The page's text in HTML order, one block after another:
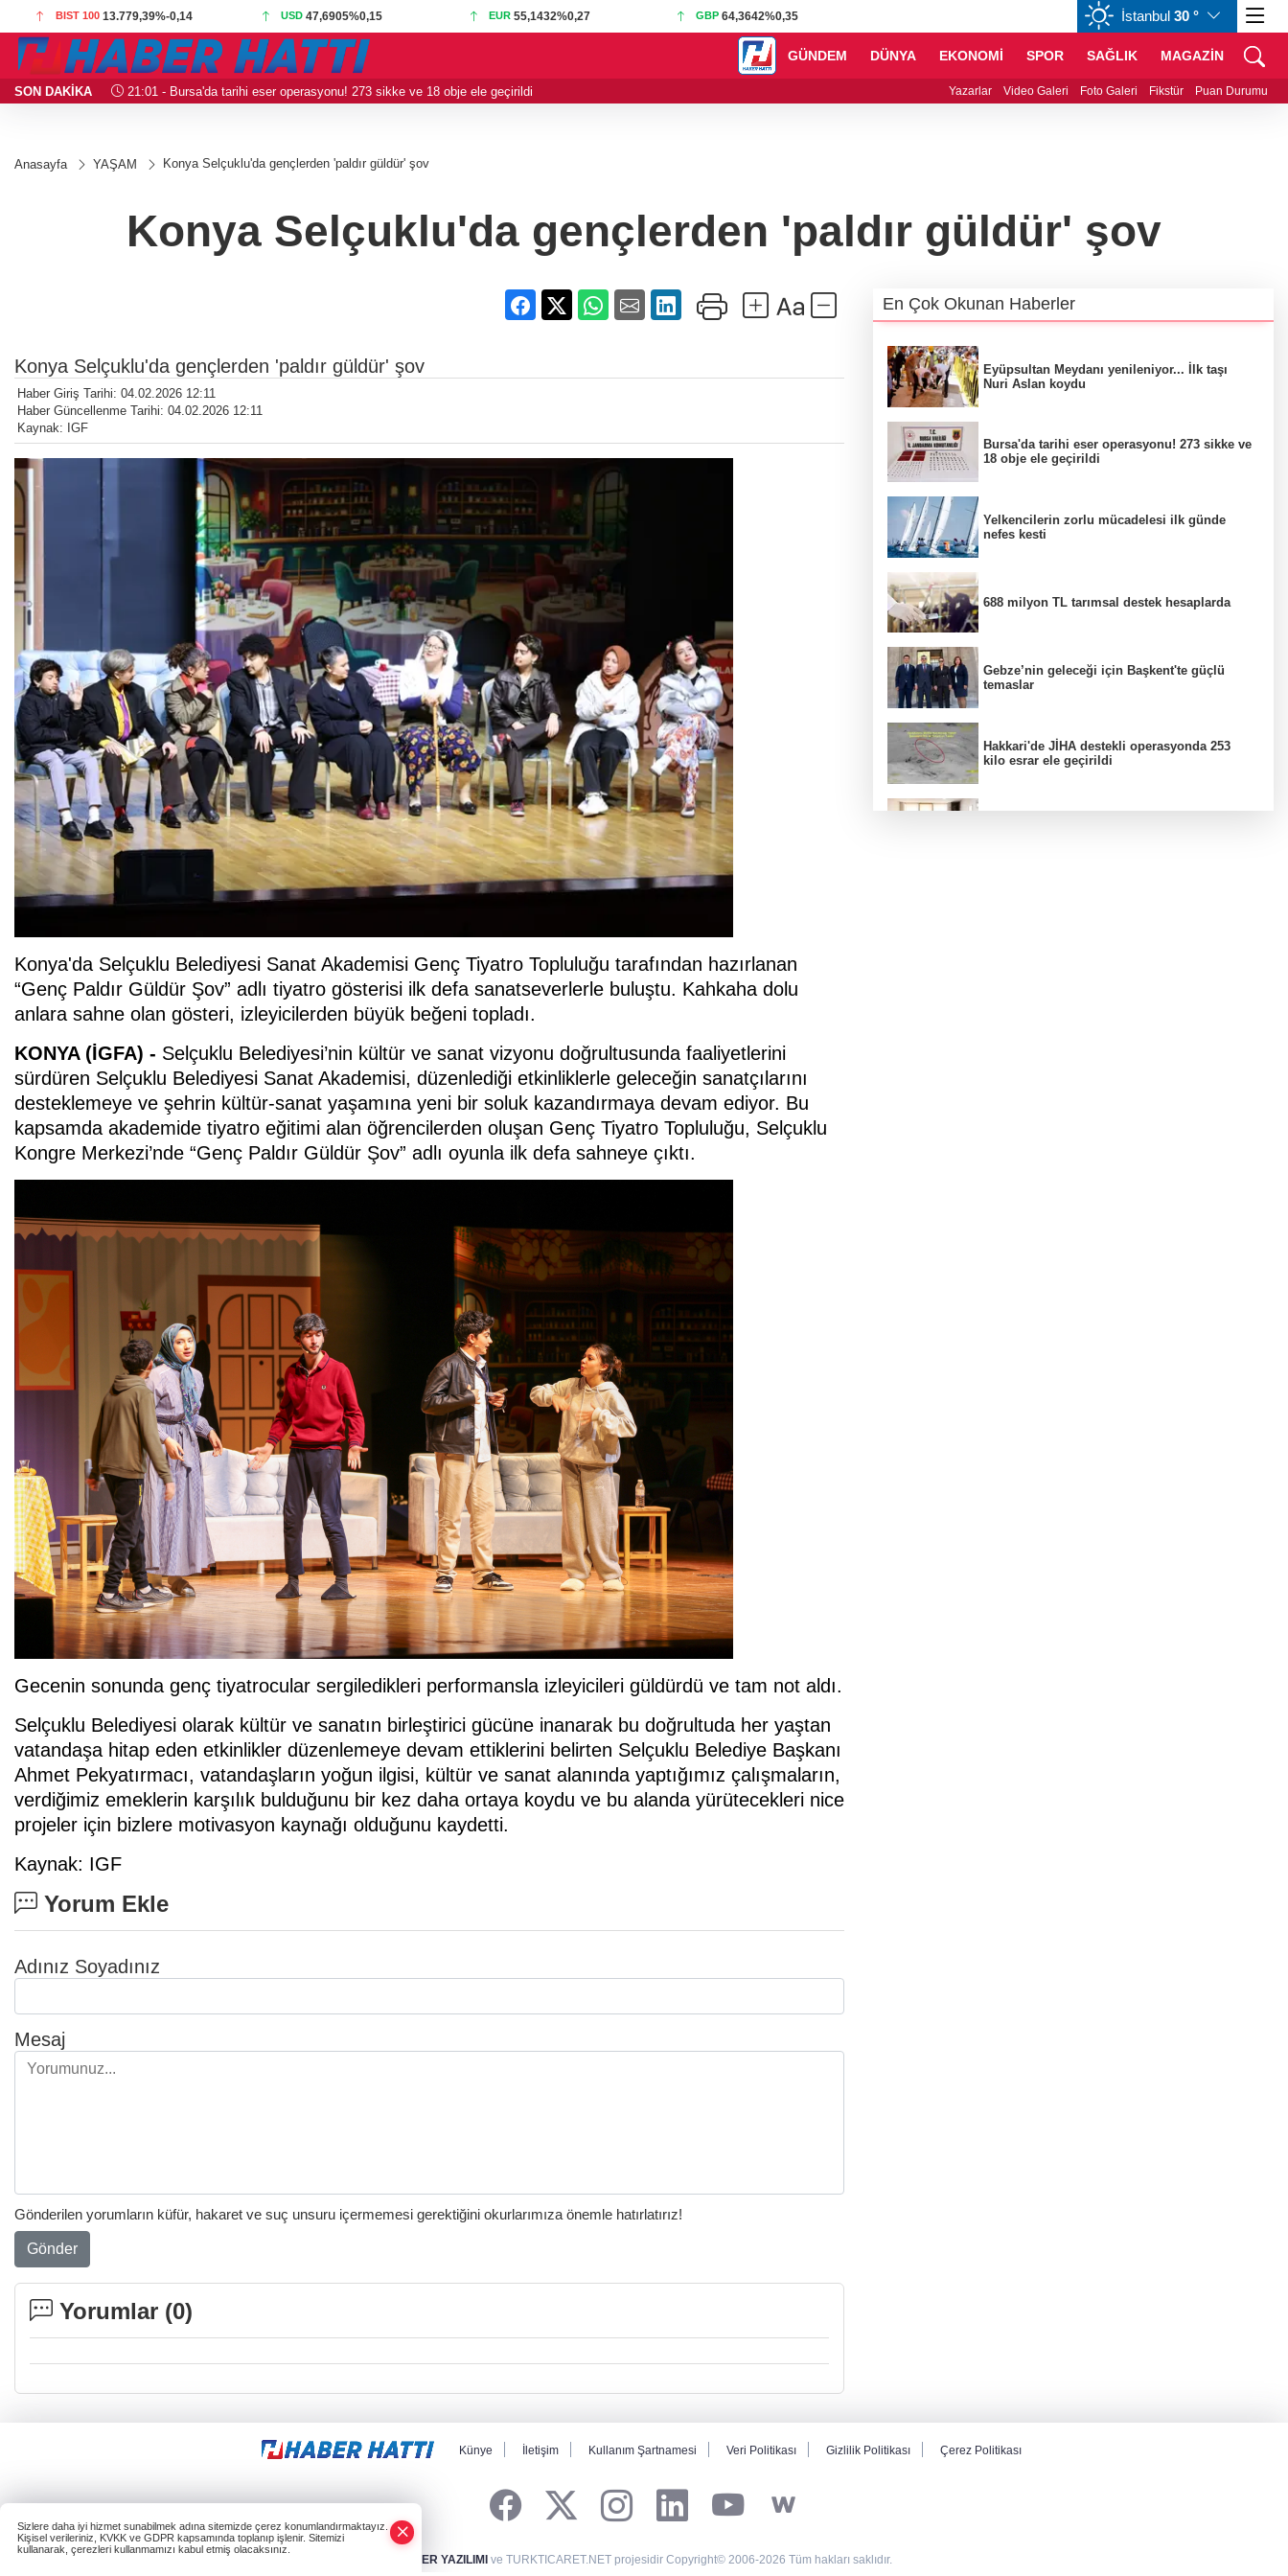
BIST 100 13.779,39%-0,14 USD 47,6905%0,15 EUR 55,1432%0,27 GBP 64,3642%0,35 CAD 34,1909%0,70
İstanbul 30 °
GÜNDEM DÜNYA EKONOMİ SPOR SAĞLIK MAGAZİN
SON DAKİKA 21:01 - Bursa'da tarihi eser operasyonu! 273 sikke ve 18 obje ele geçirildi 21:01 - Yelkencilerin zorlu mücadelesi ilk günde nefes kesti
Yazarlar Video Galeri Foto Galeri Fikstür Puan Durumu
Anasayfa YAŞAM Konya Selçuklu'da gençlerden 'paldır güldür' şov
Konya Selçuklu'da gençlerden 'paldır güldür' şov
Konya Selçuklu'da gençlerden 'paldır güldür' şov
Haber Giriş Tarihi: 04.02.2026 12:11
Haber Güncellenme Tarihi: 04.02.2026 12:11
Kaynak: IGF
Konya'da Selçuklu Belediyesi Sanat Akademisi Genç Tiyatro Topluluğu tarafından hazırlanan
“Genç Paldır Güldür Şov” adlı tiyatro gösterisi ilk defa sanatseverlerle buluştu. Kahkaha dolu
anlara sahne olan gösteri, izleyicilerden büyük beğeni topladı.
KONYA (İGFA) - Selçuklu Belediyesi’nin kültür ve sanat vizyonu doğrultusunda faaliyetlerini
sürdüren Selçuklu Belediyesi Sanat Akademisi, düzenlediği etkinliklerle geleceğin sanatçılarını
desteklemeye ve şehrin kültür-sanat yaşamına yeni bir soluk kazandırmaya devam ediyor. Bu
kapsamda akademide tiyatro eğitimi alan öğrencilerden oluşan Genç Tiyatro Topluluğu, Selçuklu
Kongre Merkezi’nde “Genç Paldır Güldür Şov” adlı oyunla ilk defa sahneye çıktı.
Gecenin sonunda genç tiyatrocular sergiledikleri performansla izleyicileri güldürdü ve tam not aldı.
Selçuklu Belediyesi olarak kültür ve sanatın birleştirici gücüne inanarak bu doğrultuda her yaştan
vatandaşa hitap eden etkinlikler düzenlemeye devam ettiklerini belirten Selçuklu Belediye Başkanı
Ahmet Pekyatırmacı, vatandaşların yoğun ilgisi, kültür ve sanat alanında yaptığımız çalışmaların,
verdiğimiz emeklerin karşılık bulduğunu bir kez daha ortaya koydu ve bu alanda yürütecekleri nice
projeler için bizlere motivasyon kaynağı olduğunu kaydetti.
Kaynak: IGF
Yorum Ekle
Adınız Soyadınız
Mesaj
Gönderilen yorumların küfür, hakaret ve suç unsuru içermemesi gerektiğini okurlarımıza önemle hatırlatırız!
Gönder
Yorumlar (0)
En Çok Okunan Haberler
Eyüpsultan Meydanı yenileniyor... İlk taşı
Nuri Aslan koydu
Bursa'da tarihi eser operasyonu! 273 sikke ve
18 obje ele geçirildi
Yelkencilerin zorlu mücadelesi ilk günde
nefes kesti
688 milyon TL tarımsal destek hesaplarda
Gebze’nin geleceği için Başkent'te güçlü
temaslar
Hakkari'de JİHA destekli operasyonda 253
kilo esrar ele geçirildi
Künye İletişim Kullanım Şartnamesi Veri Politikası Gizlilik Politikası Çerez Politikası
HABER YAZILIMI ve TURKTICARET.NET projesidir Copyright© 2006-2026 Tüm hakları saklıdır.
Sizlere daha iyi hizmet sunabilmek adına sitemizde çerez konumlandırmaktayız.
Kişisel verileriniz, KVKK ve GDPR kapsamında toplanıp işlenir. Sitemizi
kullanarak, çerezleri kullanmamızı kabul etmiş olacaksınız.